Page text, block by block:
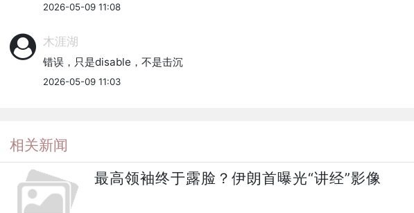
2026-05-09 11:08
木涯湖
错误，只是disable，不是击沉
2026-05-09 11:03
相关新闻
最高领袖终于露脸？伊朗首曝光“讲经”影像